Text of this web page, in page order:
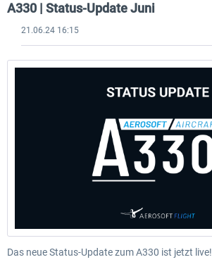
A330 | Status-Update Juni
21.06.24 16:15
Das neue Status-Update zum A330 ist jetzt live!